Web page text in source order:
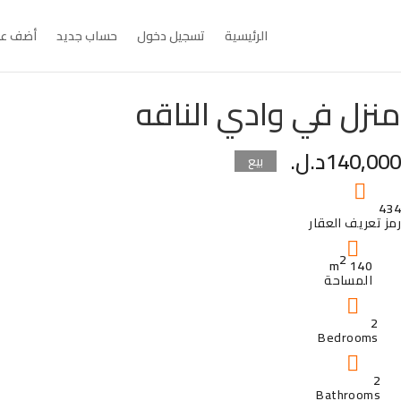
الرئيسية تسجيل دخول حساب جديد أضف
منزل في وادي الناقه
140,000د.ل. بيع
434
رمز تعريف العقار
140 m
2
المساحة
2
Bedrooms
2
Bathrooms